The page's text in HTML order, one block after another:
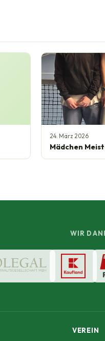
24. März 2026
Mädchen
WIR
VEREIN